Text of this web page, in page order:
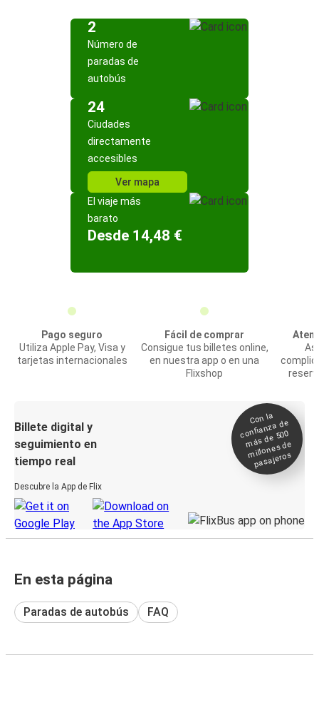
2
Número de
paradas de
autobús
24
Ciudades
directamente
accesibles
Ver mapa
El viaje más
barato
Desde 14,48 €
Pago seguro
Utiliza Apple Pay, Visa y
tarjetas internacionales
Fácil de comprar
Consigue tus billetes online,
en nuestra app o en una
Flixshop
Billete digital y
seguimiento en
tiempo real
Descubre la App de Flix
Con la
confianza de
más de 500
millones de
pasajeros
En esta página
Paradas de autobús FAQ